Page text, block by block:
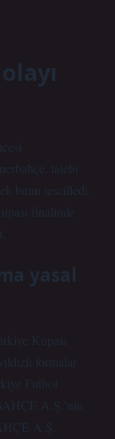
talebi
bunu tescilledi.
finalinde
yasal
Kupası
formalar
Futbol
A.Ş.’nin
A.Ş.